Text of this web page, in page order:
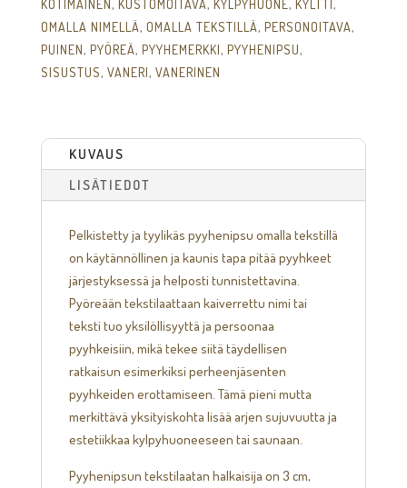
KOTIMAINEN, KUSTOMOITAVA, KYLPYHUONE, KYLTTI,
OMALLA NIMELLÄ, OMALLA TEKSTILLÄ, PERSONOITAVA,
PUINEN, PYÖREÄ, PYYHEMERKKI, PYYHENIPSU,
SISUSTUS, VANERI, VANERINEN
KUVAUS
LISÄTIEDOT
Pelkistetty ja tyylikäs pyyhenipsu omalla tekstillä
on käytännöllinen ja kaunis tapa pitää pyyhkeet
järjestyksessä ja helposti tunnistettavina.
Pyöreään tekstilaattaan kaiverrettu nimi tai
teksti tuo yksilöllisyyttä ja persoonaa
pyyhkeisiin, mikä tekee siitä täydellisen
ratkaisun esimerkiksi perheenjäsenten
pyyhkeiden erottamiseen. Tämä pieni mutta
merkittävä yksityiskohta lisää arjen sujuvuutta ja
estetiikkaa kylpyhuoneeseen tai saunaan.
Pyyhenipsun tekstilaatan halkaisija on 3 cm,